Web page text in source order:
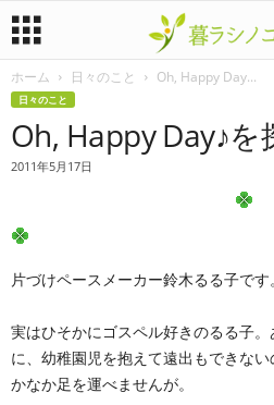
暮
ラ
ノ
ト
ホーム 日々のこと Oh, Happy Day...
日々のこと
Oh, Happy Day♪を
2011年5月17日
片づけペースメーカー鈴木るる子です
実はひそかにゴスペル好きのるる子
に、幼稚園児を抱えて遠出もできな
かなか足を運べませんが。